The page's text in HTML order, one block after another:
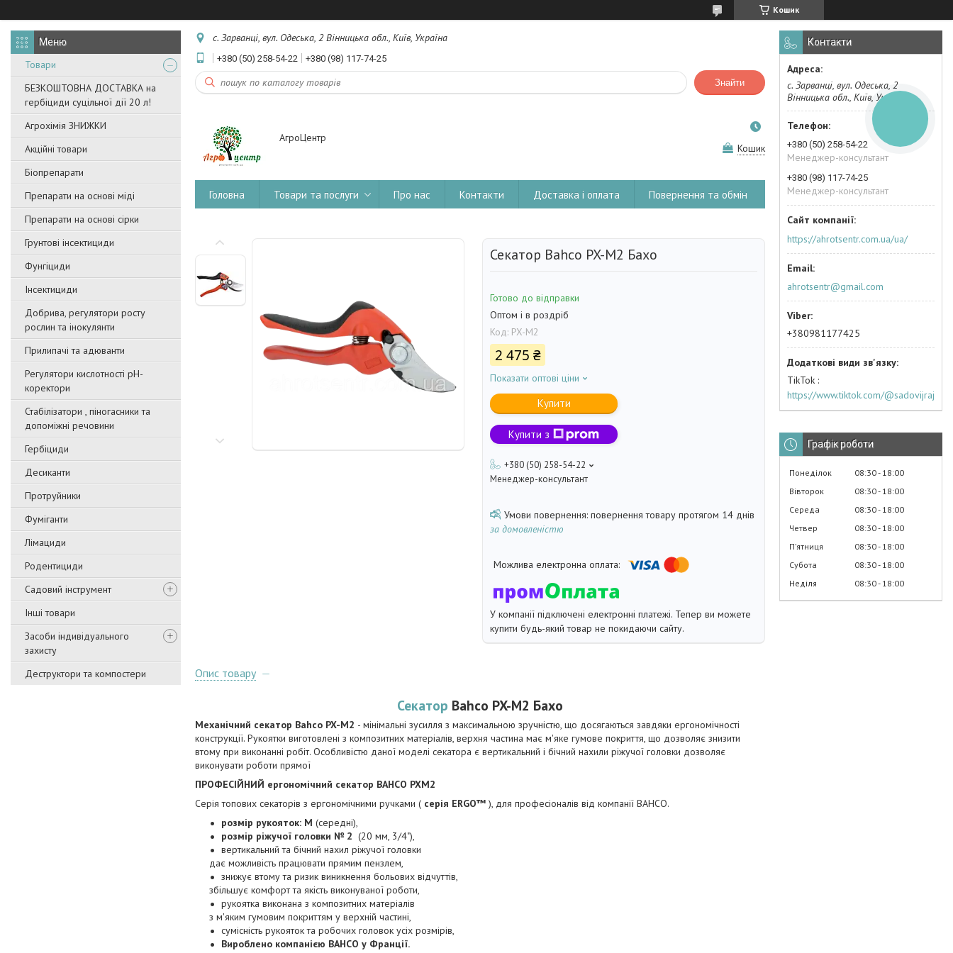
Кошик
Товари
БЕЗКОШТОВНА ДОСТАВКА на
гербіциди суцільної дії 20 л!
Агрохімія ЗНИЖКИ
Акційні товари
Біопрепарати
Препарати на основі міді
Препарати на основі сірки
Грунтові інсектициди
Фунгіциди
Інсектициди
Добрива, регулятори росту
рослин та інокулянти
Прилипачі та адюванти
Регулятори кислотності pН-
коректори
Стабілізатори , піногасники та
допоміжні речовини
Гербіциди
Десиканти
Протруйники
Фуміганти
Лімациди
Родентициди
Садовий інструмент
Інші товари
Засоби індивідуального
захисту
Деструктори та компостери
с. Зарванці, вул. Одеська, 2 Вінницька обл., Київ, Україна
+380 (50) 258-54-22 +380 (98) 117-74-25
Знайти
АгроЦентр
Кошик
Головна Товари та послуги Про нас Контакти Доставка і оплата Повернення та обмін
Секатор Bahco PX-M2 Бахо
Готово до відправки
Оптом і в роздріб
Код: PX-M2
2 475 ₴
Показати оптові ціни
Купити
Купити з
+380 (50) 258-54-22
Менеджер-консультант
повернення товару протягом 14 днів
за домовленістю
У компанії підключені електронні платежі. Тепер ви можете
купити будь-який товар не покидаючи сайту.
Опис товару
Секатор Bahco PX-M2 Бахо
Механічний секатор Bahco PX-M2 - мінімальні зусилля з максимальною зручністю, що досягаються завдяки ергономічності
конструкції. Рукоятки виготовлені з композитних матеріалів, верхня частина має м'яке гумове покриття, що дозволяє знизити
втому при виконанні робіт. Особливістю даної моделі секатора є вертикальний і бічний нахили ріжучої головки дозволяє
виконувати роботи прямої
ПРОФЕСІЙНИЙ ергономічний секатор BAHCO PXM2
Серія топових секаторів з ергономічними ручками ( серія ERGO™ ), для професіоналів від компанії BAHCO.
розмір рукояток: M (середні),
розмір ріжучої головки № 2 (20 мм, 3/4"),
вертикальний та бічний нахил ріжучої головки
дає можливість працювати прямим пензлем,
знижує втому та ризик виникнення больових відчуттів,
збільшує комфорт та якість виконуваної роботи,
рукоятка виконана з композитних матеріалів
з м'яким гумовим покриттям у верхній частині,
сумісність рукояток та робочих головок усіх розмірів,
Вироблено компанією BAHCO у Франції.
Контакти
с. Зарванці, вул. Одеська, 2
Вінницька обл., Київ, Україна
+380 (50) 258-54-22
Менеджер-консультант
+380 (98) 117-74-25
Менеджер-консультант
https://ahrotsentr.com.ua/ua/
ahrotsentr@gmail.com
+380981177425
TikTok
https://www.tiktok.com/@sadovijraj
Графік роботи
Понеділок 08:30 18:00
Вівторок
08:30 18:00
Середа
08:30 18:00
Четвер
08:30 18:00
Пʼятниця
08:30 18:00
Субота
08:30 18:00
Неділя
08:30 18:00